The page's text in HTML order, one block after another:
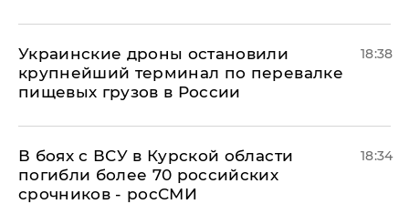
Украинские дроны остановили
крупнейший терминал по перевалке
пищевых грузов в России
18:38
В боях с ВСУ в Курской области
погибли более 70 российских
срочников - росСМИ
18:34